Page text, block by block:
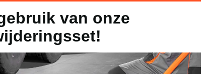
571-622 mm
van onze